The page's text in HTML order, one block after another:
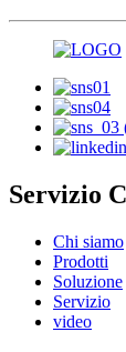
Servizio
Chi siamo
Prodotti
Soluzione
Servizio
video